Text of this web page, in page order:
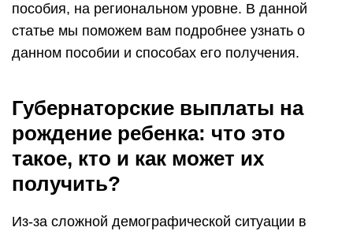
пособия, на региональном уровне. В данной
статье мы поможем вам подробнее узнать о
данном пособии и способах его получения.
Губернаторские выплаты на
рождение ребенка: что это
такое, кто и как может их
получить?
Из-за сложной демографической ситуации в